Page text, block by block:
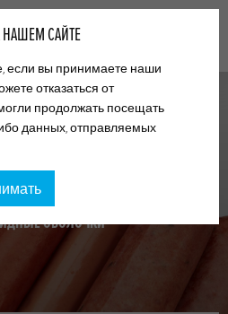
ОБОЛОЧКИ
САЙТЕ
если вы принимаете наши
отказаться от
продолжать посещать
данных, отправляемых